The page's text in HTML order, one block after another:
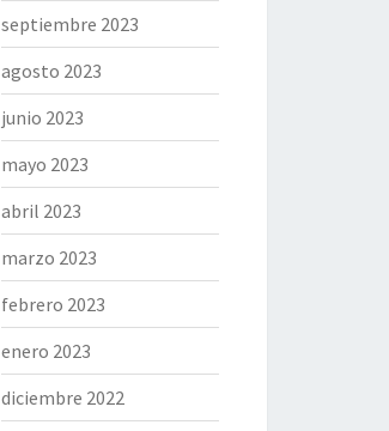
septiembre 2023
agosto 2023
junio 2023
mayo 2023
abril 2023
marzo 2023
febrero 2023
enero 2023
diciembre 2022